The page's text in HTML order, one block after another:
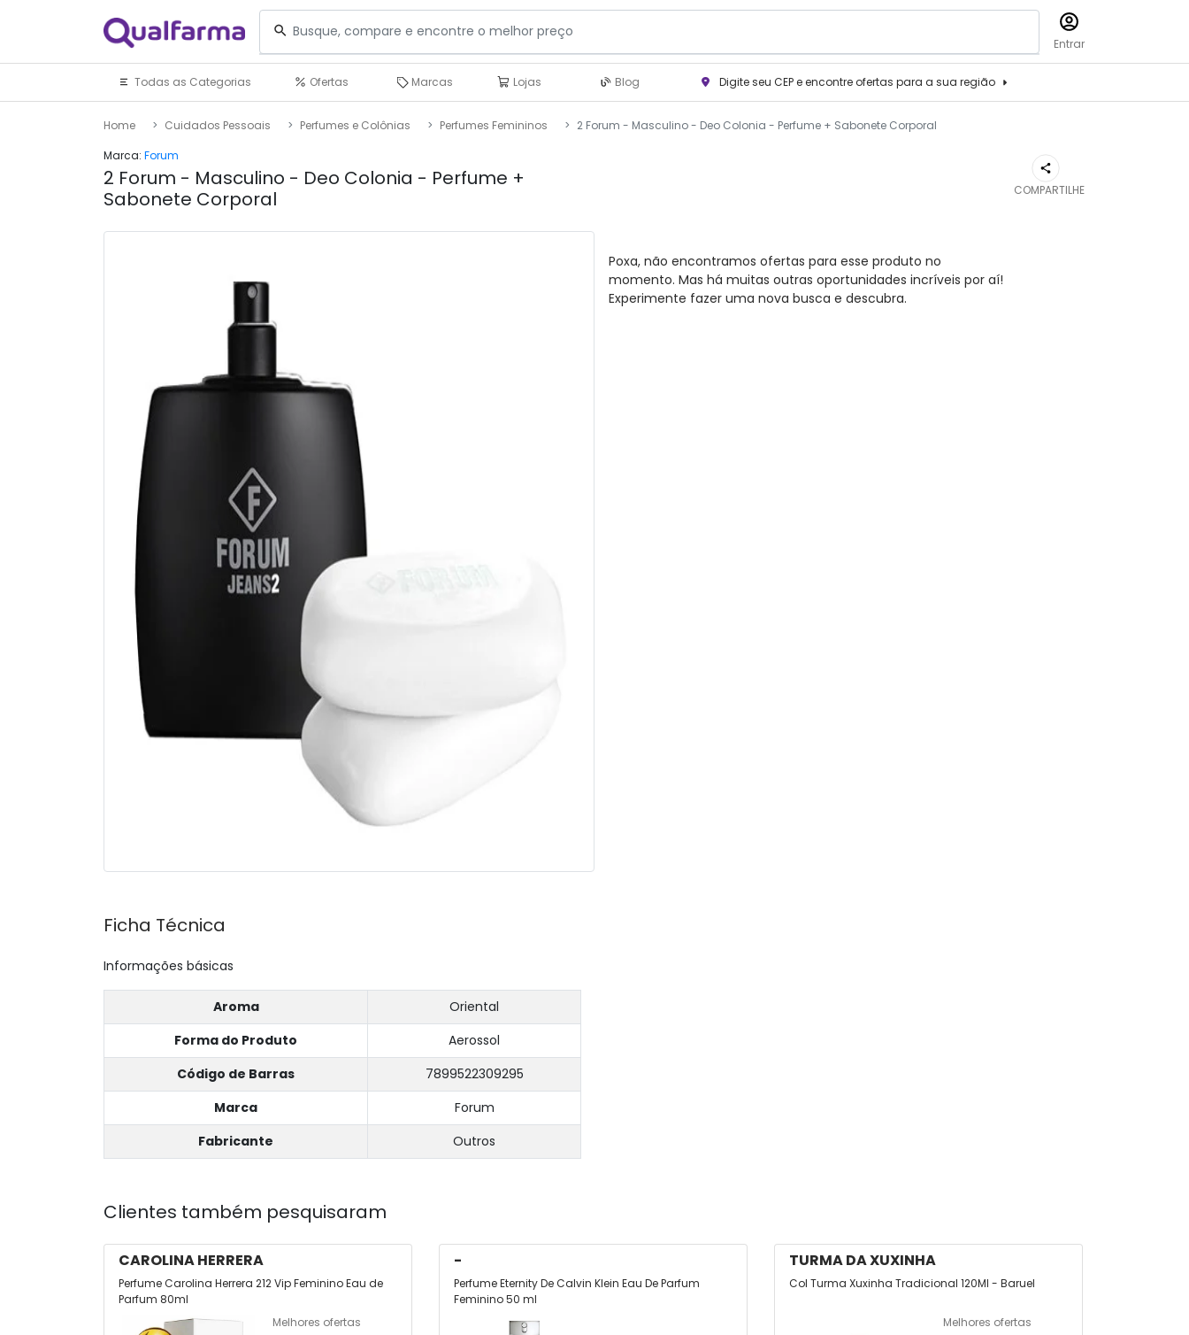
Entrar
Todas as Categorias Ofertas Marcas Lojas Blog Digite seu CEP e encontre ofertas para a sua região
Home Cuidados Pessoais Perfumes e Colônias Perfumes Femininos
2 Forum - Masculino - Deo Colonia - Perfume + Sabonete Corporal
Marca: Forum
2 Forum - Masculino - Deo Colonia - Perfume +
Sabonete Corporal
COMPARTILHE
Poxa, não encontramos ofertas para esse produto no
momento. Mas há muitas outras oportunidades incríveis por aí!
Experimente fazer uma nova busca e descubra.
Ficha Técnica
Informações básicas
Aroma
Oriental
Forma do Produto
Aerossol
Código de Barras
7899522309295
Marca
Forum
Fabricante
Outros
Clientes também pesquisaram
CAROLINA HERRERA
Perfume Carolina Herrera 212 Vip Feminino Eau de
Parfum 80ml
Melhores ofertas
-
Perfume Eternity De Calvin Klein Eau De Parfum
Feminino 50 ml
TURMA DA XUXINHA
Col Turma Xuxinha Tradicional 120Ml - Baruel
Melhores ofertas